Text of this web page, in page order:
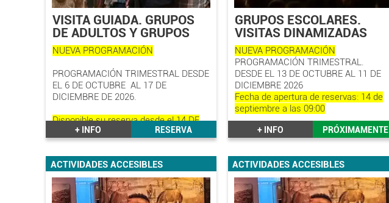
VISITA GUIADA. GRUPOS
DE ADULTOS Y GRUPOS
ESCOLARES
NUEVA PROGRAMACIÓN
PROGRAMACIÓN TRIMESTRAL DESDE
EL 6 DE OCTUBRE AL 17 DE
DICIEMBRE DE 2026.
Disponible su reserva desde el 14 DE
SEPTIEMBRE DE 2026 a las 09:00h
Visitas a cargo del equipo de
voluntarios culturales de la
Confederación Española de Aulas de la
Tercera Edad (CEATE)
+ INFO RESERVA
GRUPOS ESCOLARES.
VISITAS DINAMIZADAS
NUEVA PROGRAMACIÓN
PROGRAMACIÓN TRIMESTRAL.
DESDE EL 13 DE OCTUBRE AL 11 DE
DICIEMBRE 2026
Fecha de apertura de reservas: 14 de
septiembre a las 09:00
+ INFO PRÓXIMAMENTE
ACTIVIDADES ACCESIBLES ACTIVIDADES ACCESIBLES